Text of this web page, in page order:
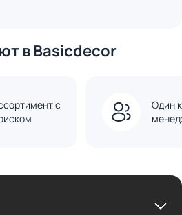
в Basicdecor
с
Один